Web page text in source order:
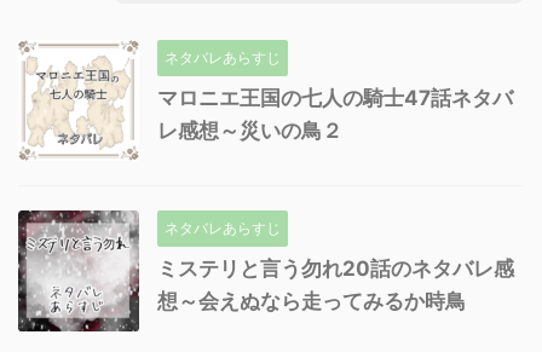
ネタバレあらすじ
マロニエ王国の七人の騎士47話ネタバ
レ感想～災いの鳥２
ネタバレあらすじ
ミステリと言う勿れ20話のネタバレ感
想～会えぬなら走ってみるか時鳥